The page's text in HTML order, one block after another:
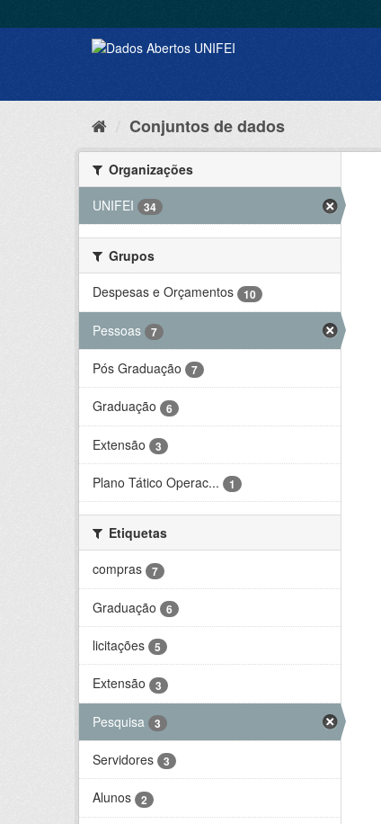
Conjuntos de dados
Organizações
UNIFEI
34
Grupos
Despesas e Orçamentos
10
Pessoas 7
Pós Graduação 7
Graduação 6
Extensão 3
Plano Tático Operac... 1
Etiquetas
compras
7
Graduação 6
licitações 5
Extensão 3
Pesquisa 3
Servidores 3
Alunos 2